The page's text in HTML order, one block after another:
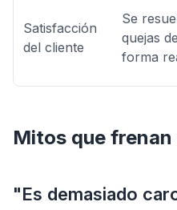
Satisfacción
del cliente
Se
quejas de
forma
Mitos que frenan
"Es demasiado